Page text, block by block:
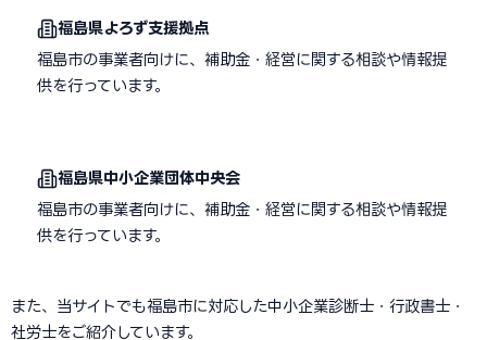
福島県よろず支援拠点
福島市の事業者向けに、補助金・経営に関する相談や情報提
供を行っています。
福島県中小企業団体中央会
福島市の事業者向けに、補助金・経営に関する相談や情報提
供を行っています。
また、当サイトでも福島市に対応した中小企業診断士・行政書士・
社労士をご紹介しています。